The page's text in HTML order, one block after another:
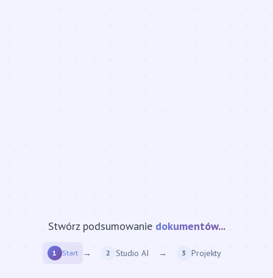
Stwórz podsumowanie strony internetowej...
1 Start → 2 Studio AI → 3 Projekty